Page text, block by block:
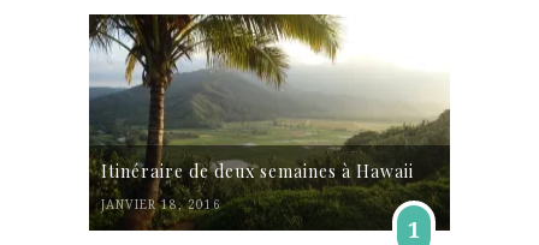
Itinéraire de deux semaines à Hawaii
JANVIER 18, 2016
1